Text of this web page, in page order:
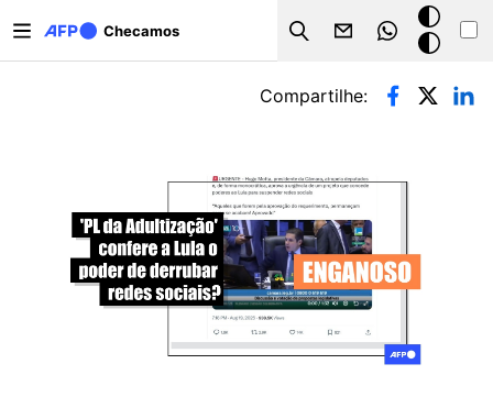
Checamos
Search
Modo
escuro
Abas primárias
Compartilhe: